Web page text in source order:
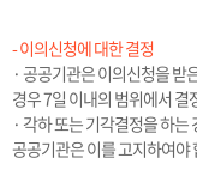
- 이의신청에 대한 결정
· 공공기관은 이의신청을
경우 7일 이내의 범위에서 결
· 각하 또는 기각결정을 하는
공공기관은 이를 고지하여야